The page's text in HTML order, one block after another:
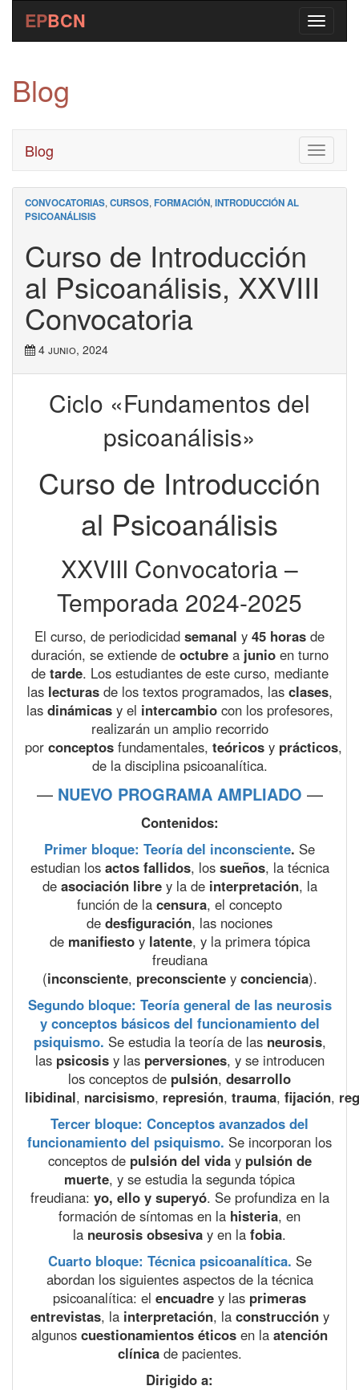
EPBCN
Blog
Toggle
Blog
CONVOCATORIAS, CURSOS, FORMACIÓN, INTRODUCCIÓN AL
PSICOANÁLISIS
Curso de Introducción
al Psicoanálisis, XXVIII
Convocatoria
4 junio, 2024
Ciclo «Fundamentos del
psicoanálisis»
Curso de Introducción
al Psicoanálisis
XXVIII Convocatoria –
Temporada 2024-2025
El curso, de periodicidad semanal y 45 horas de
duración, se extiende de octubrea junioen turno
de tarde. Los estudiantes de este curso, mediante
las lecturasde los textos programados, las clases,
las dinámicasy el intercambiocon los profesores,
realizarán un amplio recorrido
por conceptos fundamentales, teóricos y prácticos,
de la disciplina psicoanalítica.
—NUEVO PROGRAMA AMPLIADO —
Contenidos:
Primer bloque: Teoría del inconsciente. Se
estudian los actos fallidos, los sueños, la técnica
de asociación librey la de interpretación, la
función de la censura, el concepto
de desfiguración, las nociones
de manifiestoy latente, y la primera tópica
freudiana
(inconsciente, preconscientey conciencia).
Segundo bloque: Teoría general de las neurosis
y conceptos básicos del funcionamiento del
psiquismo. Se estudia la teoría de las neurosis,
las psicosisy las perversiones, y se introducen
los conceptos de pulsión, desarrollo
libidinal, narcisismo, represión, trauma, fijación,
Tercer bloque: Conceptos avanzados del
funcionamiento del psiquismo. Se incorporan los
conceptos de pulsión del viday pulsión de
muerte, y se estudia la segunda tópica
freudiana: yo, ello y superyó. Se profundiza en la
formación de síntomas en la histeria, en
la neurosis obsesiva y en la fobia.
Cuarto bloque: Técnica psicoanalítica. Se
abordan los siguientes aspectos de la técnica
psicoanalítica: el encuadre y las primeras
entrevistas, la interpretación, la construccióny
algunos cuestionamientos éticos en la atención
clínicade pacientes.
Dirigido a: